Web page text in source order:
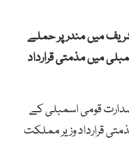
میں مندر پر حملے
میں مذمتی قرارداد
قومی اسمبلی کے
قرارداد وزیر مملکت